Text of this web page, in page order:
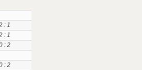
: 1
: 1
: 2
: 2